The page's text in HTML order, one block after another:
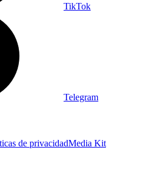
TikTok
Telegram
de privacidadMedia Kit